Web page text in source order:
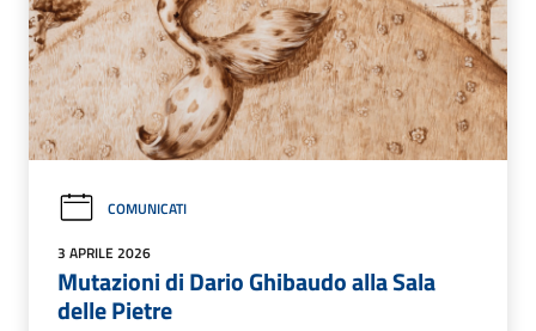
COMUNICATI
3 APRILE 2026
Mutazioni di Dario Ghibaudo alla Sala
delle Pietre